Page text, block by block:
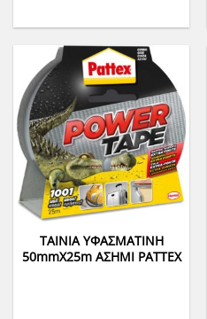
ΤΑΙΝΙΑ ΥΦΑΣΜΑΤΙΝΗ
50mmΧ25m ΑΣΗΜΙ PATTEX